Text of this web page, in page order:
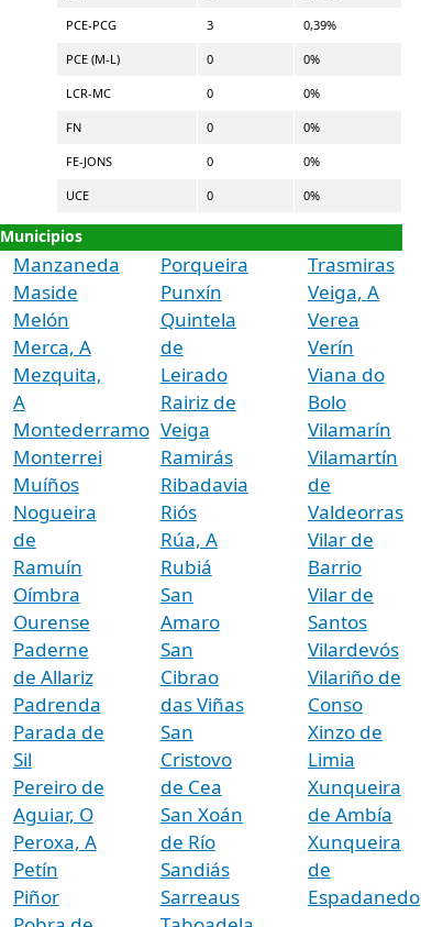
PCE-PCG 3 0,39%
PCE (M-L) 0 0%
LCR-MC 0 0%
FN 0 0%
FE-JONS 0 0%
UCE 0 0%
Municipios
Manzaneda
Maside
Melón
Merca, A
Mezquita,
A
Montederramo
Monterrei
Muíños
Nogueira
de
Ramuín
Oímbra
Ourense
Paderne
de Allariz
Padrenda
Parada de
Sil
Pereiro de
Aguiar, O
Peroxa, A
Petín
Piñor
Porqueira
Punxín
Quintela
de
Leirado
Rairiz de
Veiga
Ramirás
Ribadavia
Riós
Rúa, A
Rubiá
San
Amaro
San
Cibrao
das Viñas
San
Cristovo
de Cea
San Xoán
de Río
Sandiás
Sarreaus
Trasmiras
Veiga, A
Verea
Verín
Viana do
Bolo
Vilamarín
Vilamartín
de
Valdeorras
Vilar de
Barrio
Vilar de
Santos
Vilardevós
Vilariño de
Conso
Xinzo de
Limia
Xunqueira
de Ambía
Xunqueira
de
Espadanedo